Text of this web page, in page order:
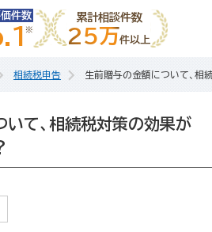
件数 累計相談件数
25万件以上
相続税申告 生前贈与の金額について、相
て、相続税対策の効果が